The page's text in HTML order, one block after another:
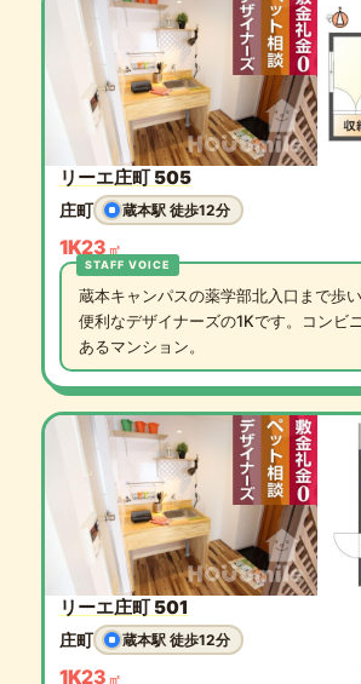
リーエ庄町 505
庄町 蔵本駅 徒歩12分
1K23 ㎡
蔵本キャンパスの薬学部北入口まで歩
便利なデザイナーズの1Kです。コンビ
あるマンション。
リーエ庄町 501
庄町 蔵本駅 徒歩12分
1K23 ㎡